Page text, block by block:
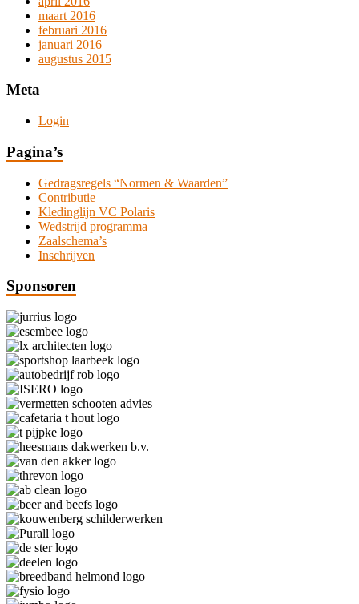
maart 2016
februari 2016
januari 2016
augustus 2015
Meta
Login
Pagina’s
Gedragsregels “Normen & Waarden”
Contributie
Kledinglijn VC Polaris
Wedstrijd programma
Zaalschema’s
Inschrijven
Sponsoren